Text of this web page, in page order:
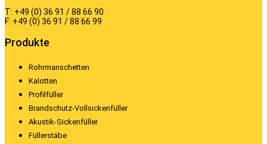
T: +49 (0) 36 91 / 88 66 90
F: +49 (0) 36 91 / 88 66 99
Produkte
Rohrmanschetten
Kalotten
Profilfüller
Brandschutz-Vollsickenfüller
Akustik-Sickenfüller
Füllerstäbe